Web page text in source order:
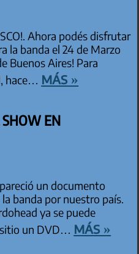
Ahora podés disfrutar
la banda el 24 de Marzo
Buenos Aires! Para
hace… más »
SHOW EN
un documento
banda por nuestro país.
ya se puede
sitio un DVD… más »